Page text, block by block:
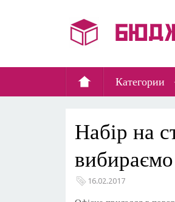
Категории
Набір на
16.02.2017